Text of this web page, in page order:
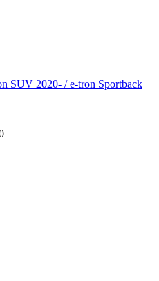
SUV 2020- / e-tron Sportback